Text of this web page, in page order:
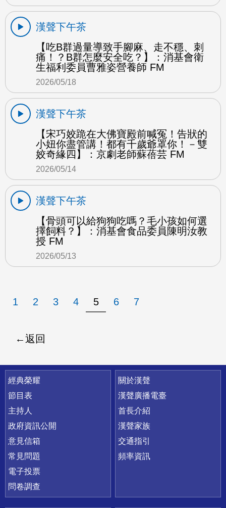
漢聲下午茶
【吃B群過量導致手腳麻、走不穩、刺
痛！？B群怎麼安全吃？】：消基會衛
生福利委員曹雅姿營養師 FM
2026/05/18
漢聲下午茶
【宋巧姣跪在大佛寶殿前喊冤！告狀的
小妞你盡管講！都有千歲爺罩你！－雙
姣奇緣四】：京劇老師蘇蓓芸 FM
2026/05/14
漢聲下午茶
【骨頭可以給狗狗吃嗎？毛小孩如何選
擇飼料？】：消基會食品委員陳明汝教
授 FM
2026/05/13
1 2 3 4 5 6 7
返回
快速連結
經典榮耀
節目表
主持人
政府資訊公開
意見信箱
常見問題
電子投票
問卷調查
關於漢聲
漢聲廣播電臺
首長介紹
漢聲家族
交通指引
頻率資訊